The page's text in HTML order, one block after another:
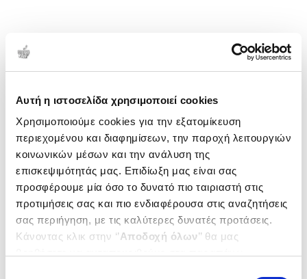
Αυτή η ιστοσελίδα χρησιμοποιεί cookies
Χρησιμοποιούμε cookies για την εξατομίκευση
περιεχομένου και διαφημίσεων, την παροχή λειτουργιών
κοινωνικών μέσων και την ανάλυση της
επισκεψιμότητάς μας. Επιδίωξη μας είναι σας
προσφέρουμε μία όσο το δυνατό πιο ταιριαστή στις
προτιμήσεις σας και πιο ενδιαφέρουσα στις αναζητήσεις
σας περιήγηση, με τις καλύτερες δυνατές προτάσεις.
Κάνοντας κλικ στην ‘’Αποδοχή όλων’’ θα μας